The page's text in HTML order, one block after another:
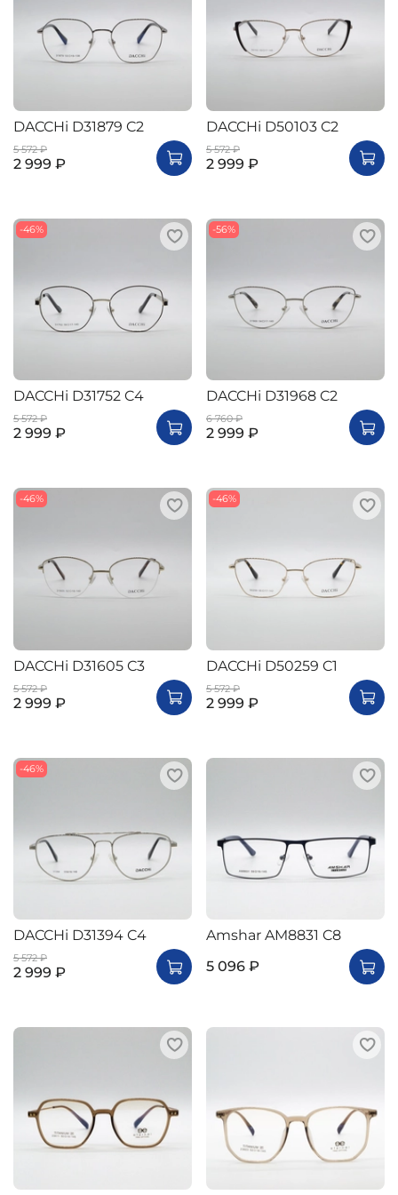
DACCHi D31879 C2
5 572 ₽
2 999 ₽
DACCHi D50103 C2
5 572 ₽
2 999 ₽
-46%
DACCHi D31752 C4
5 572 ₽
2 999 ₽
-56%
DACCHi D31968 C2
6 760 ₽
2 999 ₽
-46%
DACCHi D31605 C3
5 572 ₽
2 999 ₽
-46%
DACCHi D50259 C1
5 572 ₽
2 999 ₽
-46%
DACCHi D31394 C4
5 572 ₽
2 999 ₽
Amshar AM8831 C8
5 096 ₽